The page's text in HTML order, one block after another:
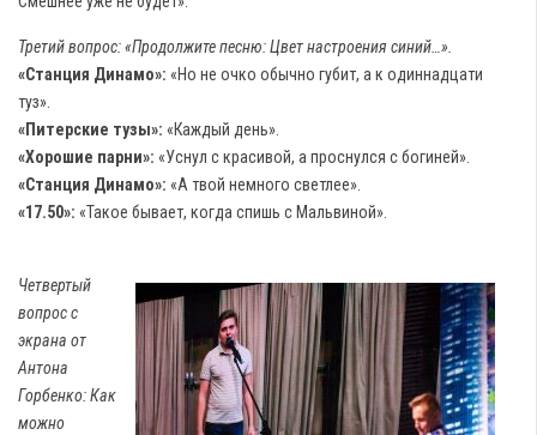
Третий вопрос: «Продолжите песню: Цвет настроения синий…».
«Станция Динамо»: «Но не очко обычно губит, а к одиннадцати
туз».
«Питерские тузы»: «Каждый день».
«Хорошие парни»: «Уснул с красивой, а проснулся с богиней».
«Станция Динамо»: «А твой немного светлее».
«17.50»: «Такое бывает, когда спишь с Мальвиной».
Четвертый
вопрос с
экрана от
Антона
Горбенко: Как
можно